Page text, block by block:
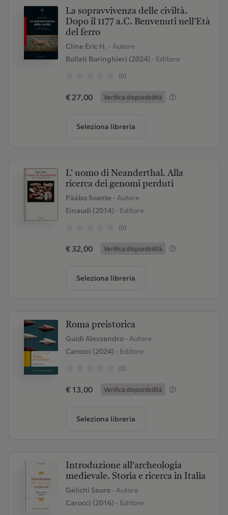
La sopravvivenza delle civiltà.
Dopo il 1177 a.C. Benvenuti nell'Età
del ferro
Cline Eric H. - Autore
Bollati Boringhieri (2024)- Editore
(0)
€ 27,00 Verifica disponibilità
Seleziona libreria
L' uomo di Neanderthal. Alla
ricerca dei genomi perduti
Pääbo Svante - Autore
Einaudi (2014)- Editore
(0)
€ 32,00 Verifica disponibilità
Seleziona libreria
Roma preistorica
Guidi Alessandro - Autore
Carocci (2024)- Editore
(0)
€ 13,00 Verifica disponibilità
Seleziona libreria
Introduzione all'archeologia
medievale. Storia e ricerca in Italia
Gelichi Sauro - Autore
Carocci (2016)- Editore